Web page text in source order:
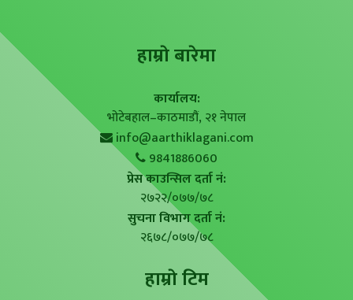
हाम्राे बारेमा
कार्यालय:
भोटेबहाल–काठमाडौं, २१ नेपाल
info@aarthiklagani.com
9841886060
प्रेस काउन्सिल दर्ता नं:
२७२२/०७७/७८
सुचना विभाग दर्ता नं:
२६७८/०७७/७८
हाम्राे टिम